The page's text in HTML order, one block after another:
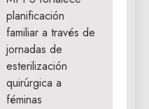
planificación
familiar a través de
jornadas de
esterilización
quirúrgica a
féminas